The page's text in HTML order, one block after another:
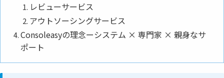
レビューサービス
アウトソーシングサービス
Consoleasyの理念ーシステム × 専門家 × 親身なサ
ポート